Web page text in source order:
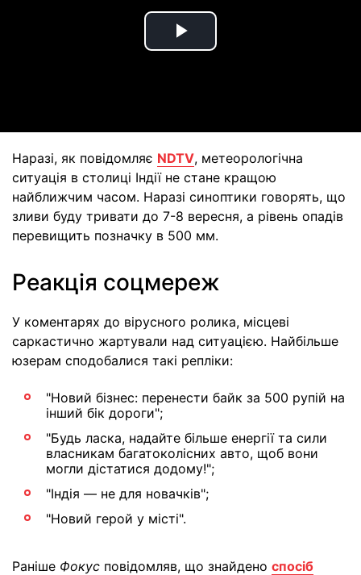
Play
Наразі, як повідомляє NDTV, метеорологічна
ситуація в столиці Індії не стане кращою
найближчим часом. Наразі синоптики говорять, що
зливи буду тривати до 7-8 вересня, а рівень опадів
перевищить позначку в 500 мм.
Реакція соцмереж
У коментарях до вірусного ролика, місцеві
саркастично жартували над ситуацією. Найбільше
юзерам сподобалися такі репліки:
"Новий бізнес: перенести байк за 500 рупій на
інший бік дороги";
"Будь ласка, надайте більше енергії та сили
власникам багатоколісних авто, щоб вони
могли дістатися додому!";
"Індія — не для новачків";
"Новий герой у місті".
Раніше Фокус повідомляв, що знайдено спосіб